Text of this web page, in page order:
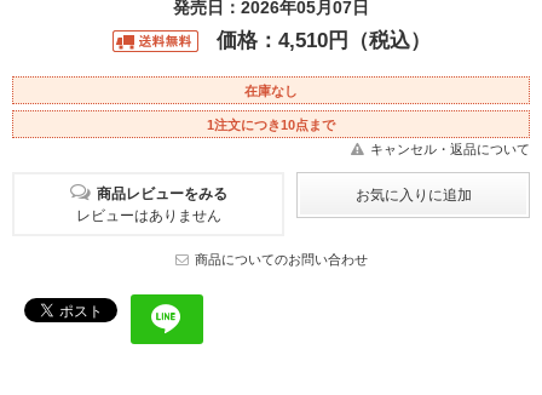
発売日：2026年05月07日
価格：4,510円（税込）
在庫なし
1注文につき10点まで
キャンセル・返品について
商品レビューをみる
レビューはありません
商品についてのお問い合わせ